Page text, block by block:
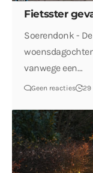
Fietsster
Soerendonk -
vanwege een…
Geen reacties 29